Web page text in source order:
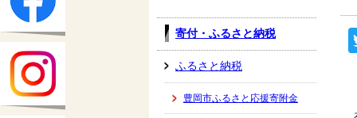
寄付・ふるさと納税
ふるさと納税
豊岡市ふるさと応援寄附金